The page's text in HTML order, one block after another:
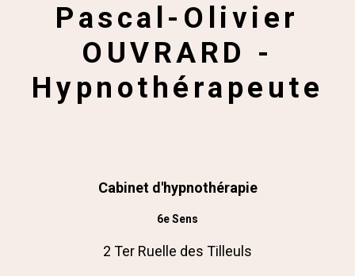
Pascal-Olivier
OUVRARD -
Hypnothérapeute
Cabinet d'hypnothérapie
6e Sens
2 Ter Ruelle des Tilleuls